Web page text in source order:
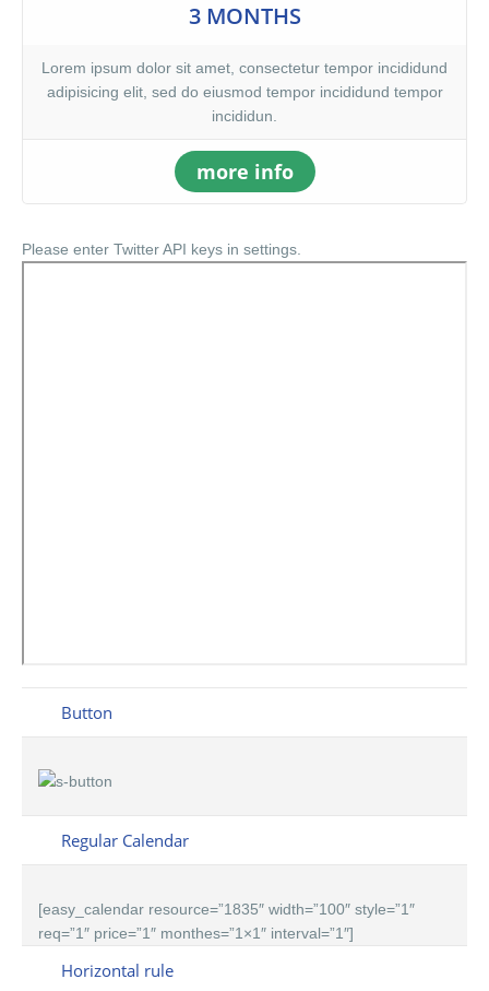
3 MONTHS
Lorem ipsum dolor sit amet, consectetur tempor incididund
adipisicing elit, sed do eiusmod tempor incididund tempor
incididun.
more info
Please enter Twitter API keys in settings.
Button
Regular Calendar
[easy_calendar resource=”1835″ width=”100″ style=”1″
req=”1″ price=”1″ monthes=”1×1″ interval=”1″]
Horizontal rule